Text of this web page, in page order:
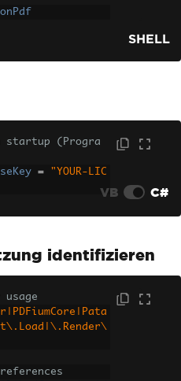
SHELL
(Progra
=
"YOUR-LIC
VB C#
identifizieren
usage